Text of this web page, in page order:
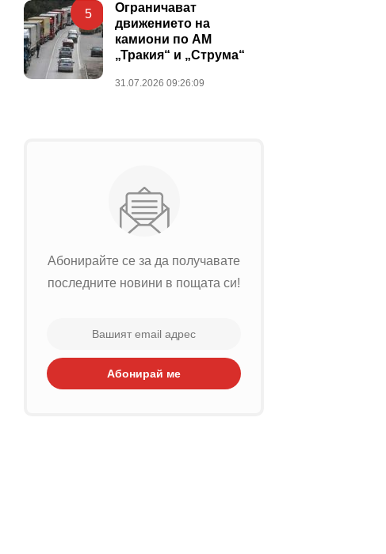
5
Ограничават
движението на
камиони по АМ
„Тракия“ и „Струма“
31.07.2026 09:26:09
Абонирайте се за да получавате
последните новини в пощата си!
Абонирай ме